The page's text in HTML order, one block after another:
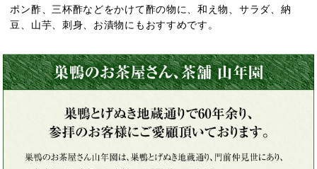
ポン酢、三杯酢などをかけて酢の物に、和え物、サラダ、納
豆、山芋、刺身、お漬物にもおすすめです。